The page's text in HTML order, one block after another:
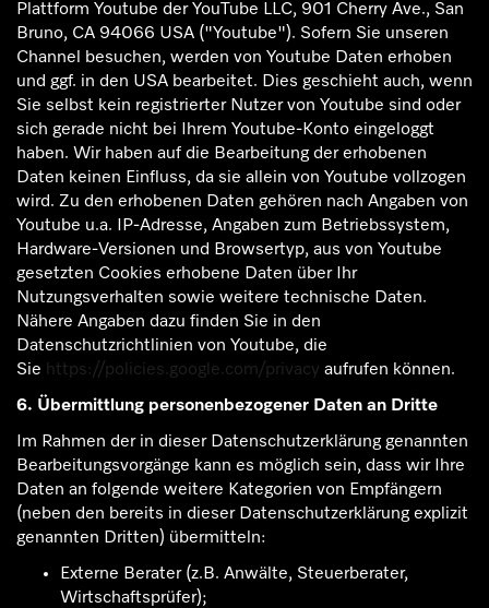
Plattform Youtube der YouTube LLC, 901 Cherry Ave., San
Bruno, CA 94066 USA ("Youtube"). Sofern Sie unseren
Channel besuchen, werden von Youtube Daten erhoben
und ggf. in den USA bearbeitet. Dies geschieht auch, wenn
Sie selbst kein registrierter Nutzer von Youtube sind oder
sich gerade nicht bei Ihrem Youtube-Konto eingeloggt
haben. Wir haben auf die Bearbeitung der erhobenen
Daten keinen Einfluss, da sie allein von Youtube vollzogen
wird. Zu den erhobenen Daten gehören nach Angaben von
Youtube u.a. IP-Adresse, Angaben zum Betriebssystem,
Hardware-Versionen und Browsertyp, aus von Youtube
gesetzten Cookies erhobene Daten über Ihr
Nutzungsverhalten sowie weitere technische Daten.
Nähere Angaben dazu finden Sie in den
Datenschutzrichtlinien von Youtube, die
Sie https://policies.google.com/privacy aufrufen können.
6. Übermittlung personenbezogener Daten an Dritte
Im Rahmen der in dieser Datenschutzerklärung genannten
Bearbeitungsvorgänge kann es möglich sein, dass wir Ihre
Daten an folgende weitere Kategorien von Empfängern
(neben den bereits in dieser Datenschutzerklärung explizit
genannten Dritten) übermitteln:
Externe Berater (z.B. Anwälte, Steuerberater,
Wirtschaftsprüfer);